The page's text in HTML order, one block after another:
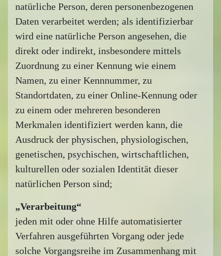
natürliche Person, deren personenbezogenen
Daten verarbeitet werden; als identifizierbar
wird eine natürliche Person angesehen, die
direkt oder indirekt, insbesondere mittels
Zuordnung zu einer Kennung wie einem
Namen, zu einer Kennnummer, zu
Standortdaten, zu einer Online-Kennung oder
zu einem oder mehreren besonderen
Merkmalen identifiziert werden kann, die
Ausdruck der physischen, physiologischen,
genetischen, psychischen, wirtschaftlichen,
kulturellen oder sozialen Identität dieser
natürlichen Person sind;
„Verarbeitung“
jeden mit oder ohne Hilfe automatisierter
Verfahren ausgeführten Vorgang oder jede
solche Vorgangsreihe im Zusammenhang mit